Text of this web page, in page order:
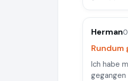
Herman
Rundum
Ich habe